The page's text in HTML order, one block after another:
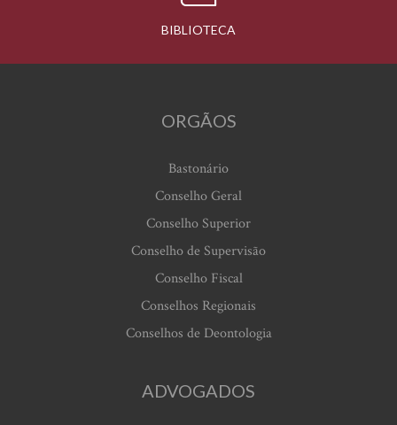
BIBLIOTECA
ORGÃOS
Bastonário
Conselho Geral
Conselho Superior
Conselho de Supervisão
Conselho Fiscal
Conselhos Regionais
Conselhos de Deontologia
ADVOGADOS